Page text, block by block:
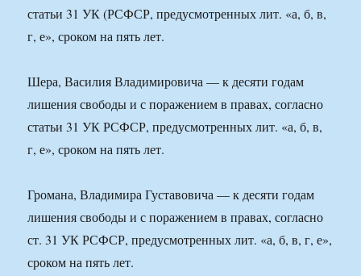
статьи 31 УК (РСФСР, предусмотренных лит. «а, б, в,
г, е», сроком на пять лет.
Шера, Василия Владимировича — к десяти годам
лишения свободы и с поражением в правах, согласно
статьи 31 УК РСФСР, предусмотренных лит. «а, б, в,
г, е», сроком на пять лет.
Громана, Владимира Густавовича — к десяти годам
лишения свободы и с поражением в правах, согласно
ст. 31 УК РСФСР, предусмотренных лит. «а, б, в, г, е»,
сроком на пять лет.